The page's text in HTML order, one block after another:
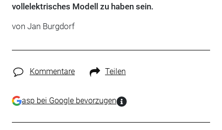
vollelektrisches Modell zu haben sein.
von Jan Burgdorf
Kommentare Teilen
asp bei Google bevorzugen